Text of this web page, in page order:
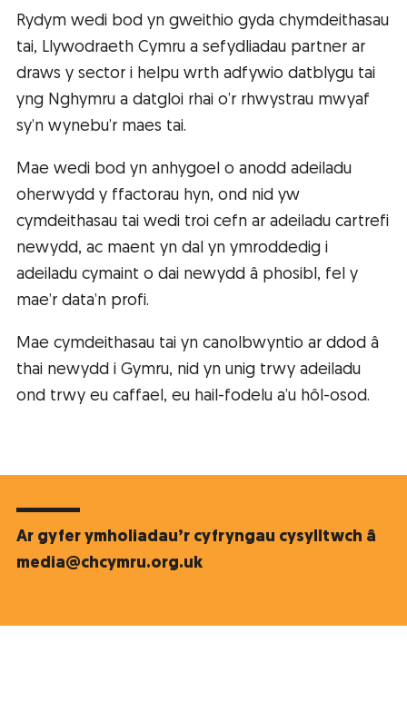
Rydym wedi bod yn gweithio gyda chymdeithasau
tai, Llywodraeth Cymru a sefydliadau partner ar
draws y sector i helpu wrth adfywio datblygu tai
yng Nghymru a datgloi rhai o’r rhwystrau mwyaf
sy’n wynebu’r maes tai.
Mae wedi bod yn anhygoel o anodd adeiladu
oherwydd y ffactorau hyn, ond nid yw
cymdeithasau tai wedi troi cefn ar adeiladu cartrefi
newydd, ac maent yn dal yn ymroddedig i
adeiladu cymaint o dai newydd â phosibl, fel y
mae’r data’n profi.
Mae cymdeithasau tai yn canolbwyntio ar ddod â
thai newydd i Gymru, nid yn unig trwy adeiladu
ond trwy eu caffael, eu hail-fodelu a’u hôl-osod.
Ar gyfer ymholiadau’r cyfryngau cysylltwch â
media@chcymru.org.uk